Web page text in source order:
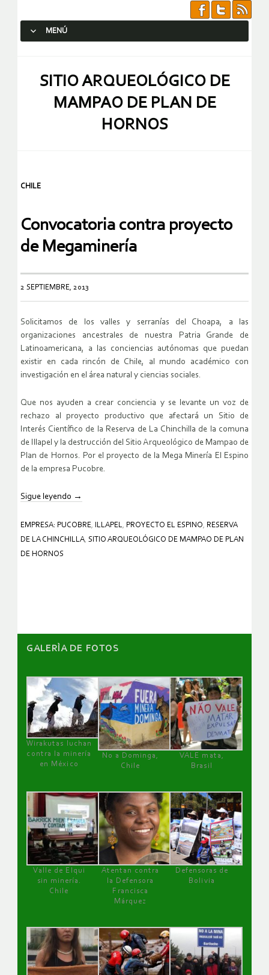
MENÚ
SITIO ARQUEOLÓGICO DE
MAMPAO DE PLAN DE
HORNOS
CHILE
Convocatoria contra proyecto
de Megaminería
2 SEPTIEMBRE, 2013
Solicitamos de los valles y serranías del Choapa, a las
organizaciones ancestrales de nuestra Patria Grande de
Latinoamericana, a las conciencias autónomas que puedan
existir en cada rincón de Chile, al mundo académico con
investigación en el área natural y ciencias sociales.
Que nos ayuden a crear conciencia y se levante un voz de
rechazo al proyecto productivo que afectará un Sitio de
Interés Científico de la Reserva de La Chinchilla de la comuna
de Illapel y la destrucción del Sitio Arqueológico de Mampao de
Plan de Hornos. Por el proyecto de la Mega Minería El Espino
de la empresa Pucobre.
Sigue leyendo →
EMPRESA: PUCOBRE, ILLAPEL, PROYECTO EL ESPINO, RESERVA
DE LA CHINCHILLA, SITIO ARQUEOLÓGICO DE MAMPAO DE PLAN
DE HORNOS
GALERÌA DE FOTOS
Wirakutas luchan
contra la minería
en México
No a Dominga,
Chile
VALE mata,
Brasil
Valle de Elqui
sin minería.
Chile
Atentan contra
la Defensora
Francisca
Márquez
Defensoras de
Bolivia